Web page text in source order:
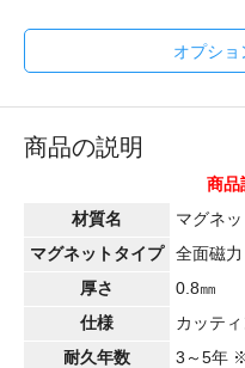
オプショ
商品の説明
商品
材質名
マグネ
マグネットタイプ
全面磁
厚さ
0.8㎜
仕様
カッテ
耐久年数
3～5年